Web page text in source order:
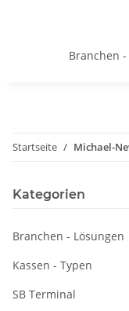
Branchen
Startseite Michael-
Kategorien
Branchen - Lösungen
Kassen - Typen
SB Terminal